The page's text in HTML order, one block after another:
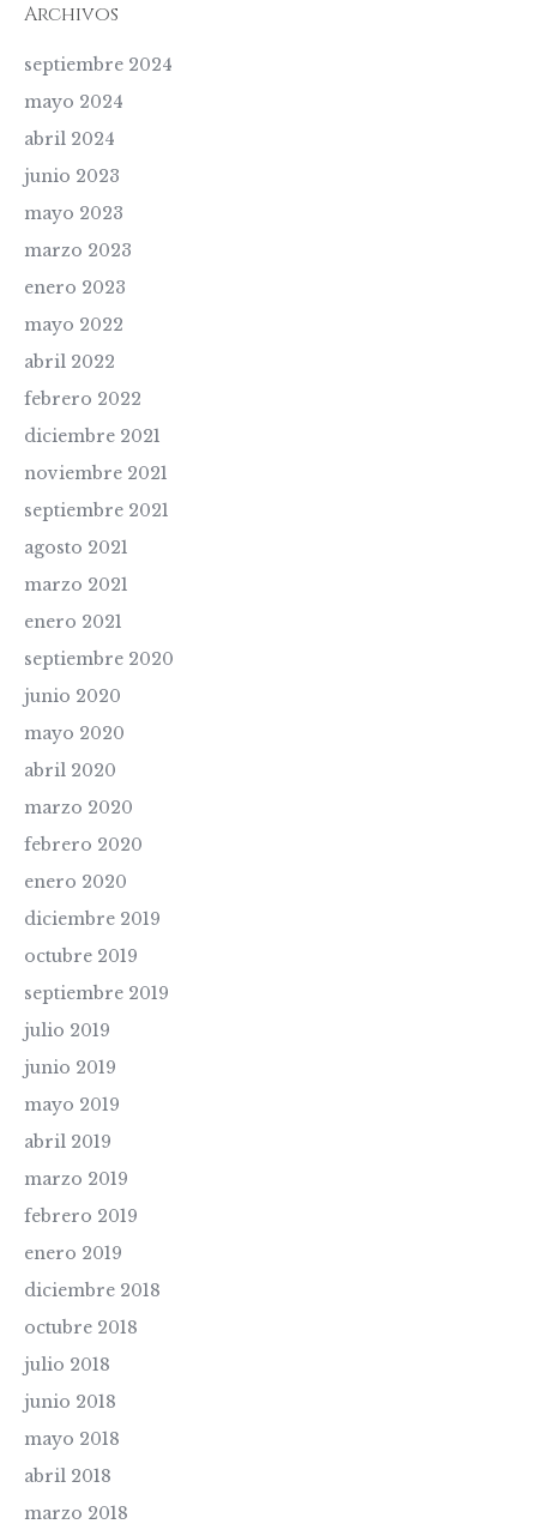
Archivos
septiembre 2024
mayo 2024
abril 2024
junio 2023
mayo 2023
marzo 2023
enero 2023
mayo 2022
abril 2022
febrero 2022
diciembre 2021
noviembre 2021
septiembre 2021
agosto 2021
marzo 2021
enero 2021
septiembre 2020
junio 2020
mayo 2020
abril 2020
marzo 2020
febrero 2020
enero 2020
diciembre 2019
octubre 2019
septiembre 2019
julio 2019
junio 2019
mayo 2019
abril 2019
marzo 2019
febrero 2019
enero 2019
diciembre 2018
octubre 2018
julio 2018
junio 2018
mayo 2018
abril 2018
marzo 2018